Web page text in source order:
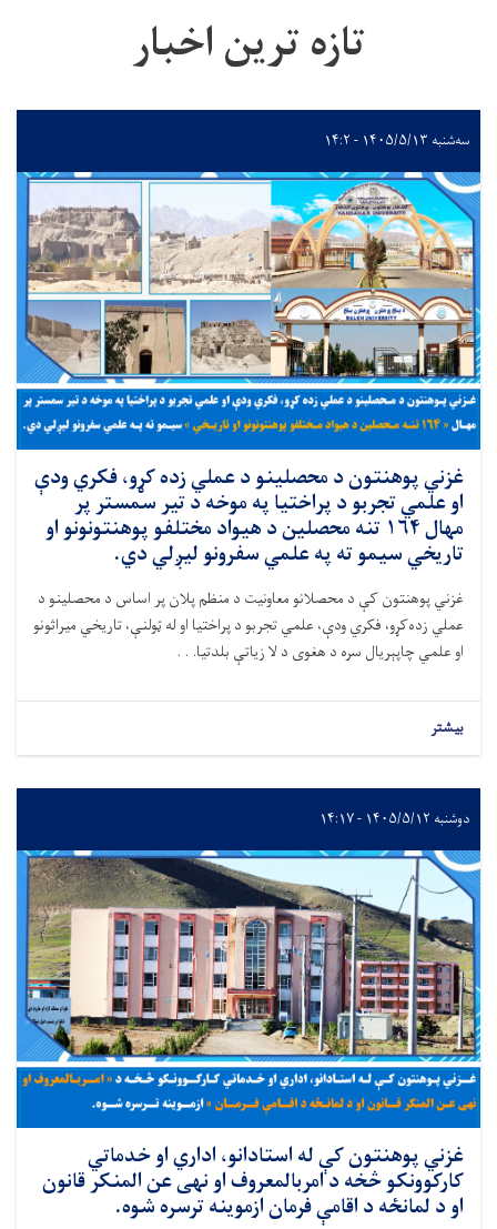
تازه ترین اخبار
سه‌شنبه ۱۴۰۵/۵/۱۳ - ۱۴:۲
غزني پوهنتون د محصلینو د عملي زده کړو، فکري ودې
او علمي تجربو د پراختیا په موخه د تیر سمستر پر
مهال ۱۶۴ تنه محصلین د هیواد مختلفو پوهنتونونو او
تاریخي سیمو ته په علمي سفرونو لیږلي دي.
غزني پوهنتون کې د محصلانو معاونیت د منظم پلان پر اساس د محصلینو د
عملي زده‌کړو، فکري ودې، علمي تجربو د پراختیا او له ټولنې، تاریخي میراثونو
او علمي چاپېریال سره د هغوی د لا زیاتې بلدتیا. . .
بیشتر
دوشنبه ۱۴۰۵/۵/۱۲ - ۱۴:۱۷
غزني پوهنتون کې له استادانو، اداري او خدماتي
کارکوونکو څخه د امربالمعروف او نهی عن المنکر قانون
او د لمانځه د اقامې فرمان ازموینه ترسره شوه.